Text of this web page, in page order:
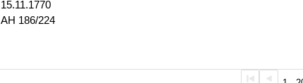
15.11.1770
186/224